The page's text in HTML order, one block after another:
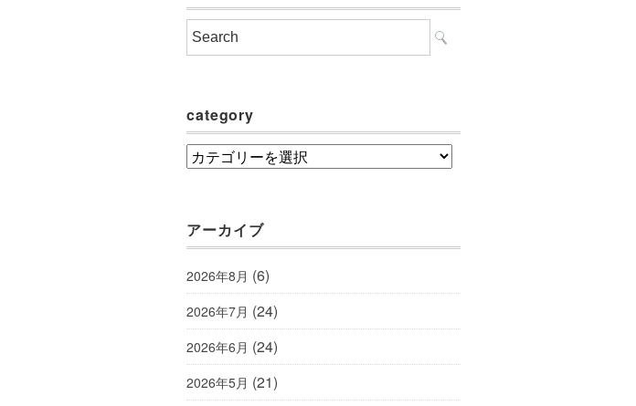
category
category
アーカイブ
2026年8月 (6)
2026年7月 (24)
2026年6月 (24)
2026年5月 (21)